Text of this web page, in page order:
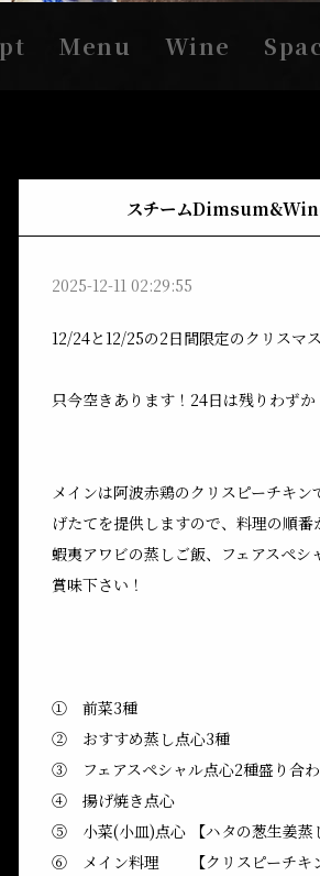
Menu Wine
スチーム
2025-12-11 02:29:55
12/24と12/25の2日間限定のクリスマス
只今空きあります！24日は残りわずか
メインは阿波赤鶏のクリスピーチキ
げたてを提供しますので、料理の順番
蝦夷アワビの蒸しご飯、フェアスペ
賞味下さい！
① 前菜3種
② おすすめ蒸し点心3種
③ フェアスペシャル点心2種盛り合
④ 揚げ焼き点心
⑤ 小菜(小皿)点心 【ハタの葱生姜蒸
⑥ メイン料理 【クリスピーチキ